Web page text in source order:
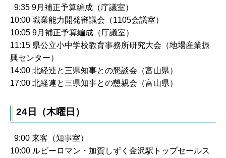
9:35 9月補正予算編成（庁議室）
10:00 職業能力開発審議会（1105会議室）
10:05 9月補正予算編成（庁議室）
11:15 県公立小中学校教育事務所研究大会（地場産業振
興センター）
14:00 北経連と三県知事との懇談会（富山県）
17:00 北経連と三県知事との懇親会（富山県）
24日（木曜日）
9:00 来客（知事室）
10:00 ルビーロマン・加賀しずく金沢駅トップセールス